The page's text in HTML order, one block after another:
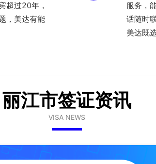
超过20年，
，美达有能
服务，
话随时
美达既
丽江市签证资讯
VISA NEWS